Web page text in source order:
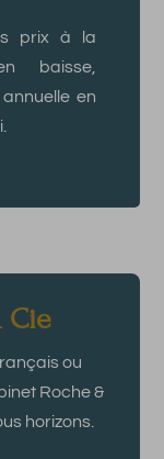
prix à la
baisse,
en
Cie
ou
Roche &
horizons.